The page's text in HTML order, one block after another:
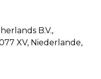
B.V.,
XV, Niederlande,